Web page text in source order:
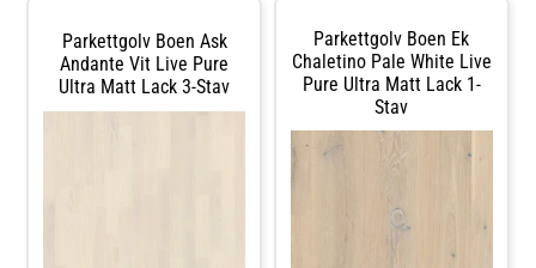
certifierad europeisk ek och är
extremt slitagetålig och idealisk
för tungt trafikerade utrymmen
som hotell, butiker, kontor och
restauranger - eller till hallen i
skyddar mot fläckar och gör golvet
lätt att underhålla.
Parkettgolv Boen Ask
Andante Vit Live Pure
Ultra Matt Lack 3-Stav
Parkettgolv Boen Ek
Chaletino Pale White Live
Pure Ultra Matt Lack 1-
Stav